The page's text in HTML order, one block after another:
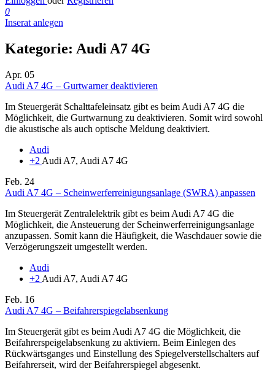
0
Inserat anlegen
Kategorie: Audi A7 4G
Apr. 05
Audi A7 4G – Gurtwarner deaktivieren
Im Steuergerät Schalttafeleinsatz gibt es beim Audi A7 4G die
Möglichkeit, die Gurtwarnung zu deaktivieren. Somit wird sowohl
die akustische als auch optische Meldung deaktiviert.
Audi
+2 Audi A7, Audi A7 4G
Feb. 24
Audi A7 4G – Scheinwerferreinigungsanlage (SWRA) anpassen
Im Steuergerät Zentralelektrik gibt es beim Audi A7 4G die
Möglichkeit, die Ansteuerung der Scheinwerferreinigungsanlage
anzupassen. Somit kann die Häufigkeit, die Waschdauer sowie die
Verzögerungszeit umgestellt werden.
Audi
+2 Audi A7, Audi A7 4G
Feb. 16
Audi A7 4G – Beifahrerspiegelabsenkung
Im Steuergerät gibt es beim Audi A7 4G die Möglichkeit, die
Beifahrerspeigelabsenkung zu aktiviern. Beim Einlegen des
Rückwärtsganges und Einstellung des Spiegelverstellschalters auf
Beifahrerseit, wird der Beifahrerspiegel abgesenkt.